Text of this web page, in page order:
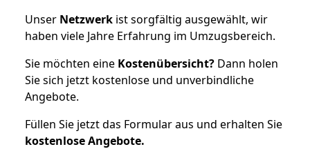
Unser Netzwerk ist sorgfältig ausgewählt, wir
haben viele Jahre Erfahrung im Umzugsbereich.
Sie möchten eine Kostenübersicht? Dann holen
Sie sich jetzt kostenlose und unverbindliche
Angebote.
Füllen Sie jetzt das Formular aus und erhalten Sie
kostenloseAngebote.